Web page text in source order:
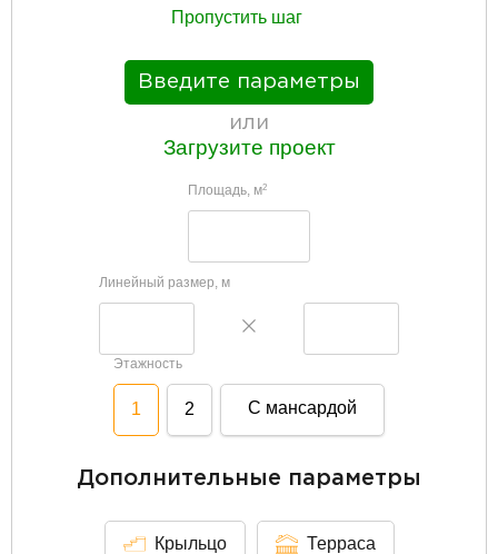
Пропустить шаг
Введите параметры
или
Загрузите проект
Площадь, м2
Линейный размер, м
Этажность
1 2 С мансардой
Дополнительные параметры
Крыльцо Терраса